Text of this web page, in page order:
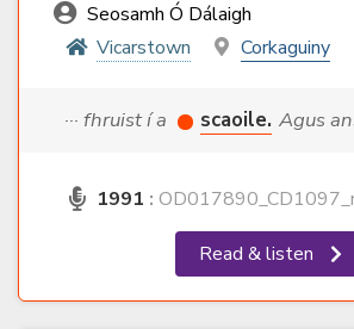
Seosamh Ó Dálaigh
Vicarstown
Corkaguiny
··· fhruist í a scaoile. Agus
1991 :
Read & listen